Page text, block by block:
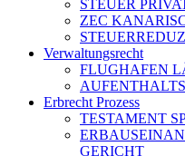
STEUER
ZEC
Verwaltungsrecht
FLUGHAFEN
Erbrecht Prozess
TESTAMENT
GERICHT